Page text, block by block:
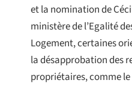
et la nomination de
ministère de l’Egalité
Logement, certaines
la désapprobation des
propriétaires, comme